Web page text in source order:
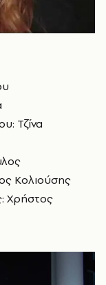
Τζίνα
Κολιούσης
Χρήστος